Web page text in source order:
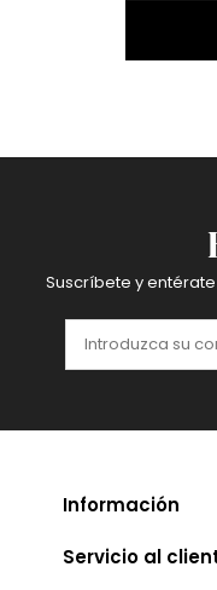
Suscríbete y
Información
Servicio al